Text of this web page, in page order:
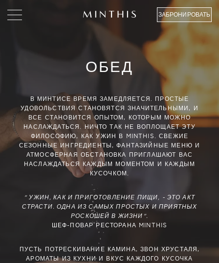
ЗАБРОНИРОВАТЬ
ОБЕД
В МИНТИСЕ ВРЕМЯ ЗАМЕДЛЯЕТСЯ. ПРОСТЫЕ
УДОВОЛЬСТВИЯ СТАНОВЯТСЯ ЗНАЧИТЕЛЬНЫМИ, И
ВСЕ СТАНОВИТСЯ ОПЫТОМ, КОТОРЫМ МОЖНО
НАСЛАЖДАТЬСЯ. НИЧТО ТАК НЕ ВОПЛОЩАЕТ ЭТУ
ФИЛОСОФИЮ, КАК УЖИН В MINTHIS. СВЕЖИЕ
СЕЗОННЫЕ ИНГРЕДИЕНТЫ, ФАНТАЗИЙНЫЕ МЕНЮ И
АТМОСФЕРНАЯ ОБСТАНОВКА ПРИГЛАШАЮТ ВАС
НАСЛАЖДАТЬСЯ КАЖДЫМ МОМЕНТОМ И КАЖДЫМ
КУСОЧКОМ.
" УЖИН, КАК И ПРИГОТОВЛЕНИЕ ПИЩИ, - ЭТО АКТ
СТРАСТИ. ОДНА ИЗ САМЫХ ПРОСТЫХ И ПРИЯТНЫХ
РОСКОШЕЙ В ЖИЗНИ".
ШЕФ-ПОВАР РЕСТОРАНА MINTHIS
ПУСТЬ ПОТРЕСКИВАНИЕ КАМИНА, ЗВОН ХРУСТАЛЯ,
АРОМАТЫ ИЗ КУХНИ И ВКУС КАЖДОГО КУСОЧКА